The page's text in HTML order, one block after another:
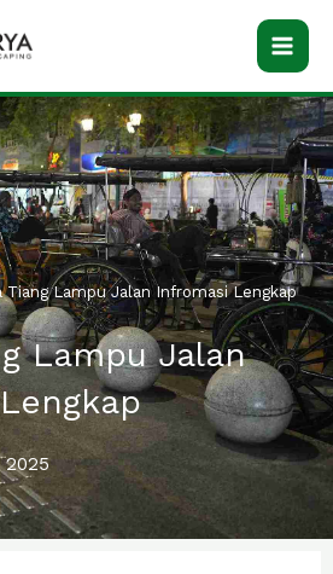
Tiang Lampu Jalan Infromasi Lengkap
Lampu Jalan
2025